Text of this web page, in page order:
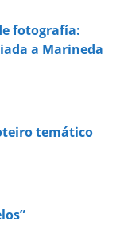
fotografía:
a Marineda
temático